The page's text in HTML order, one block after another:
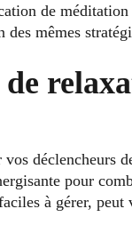
de
mêmes
déclencheurs
pour
à gérer,